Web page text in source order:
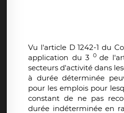
Vu l'article D 1242-1 du
application du 3 0 de
secteurs d'activité dans
à durée déterminée
pour les emplois pour
constant de ne pas
durée indéterminée en